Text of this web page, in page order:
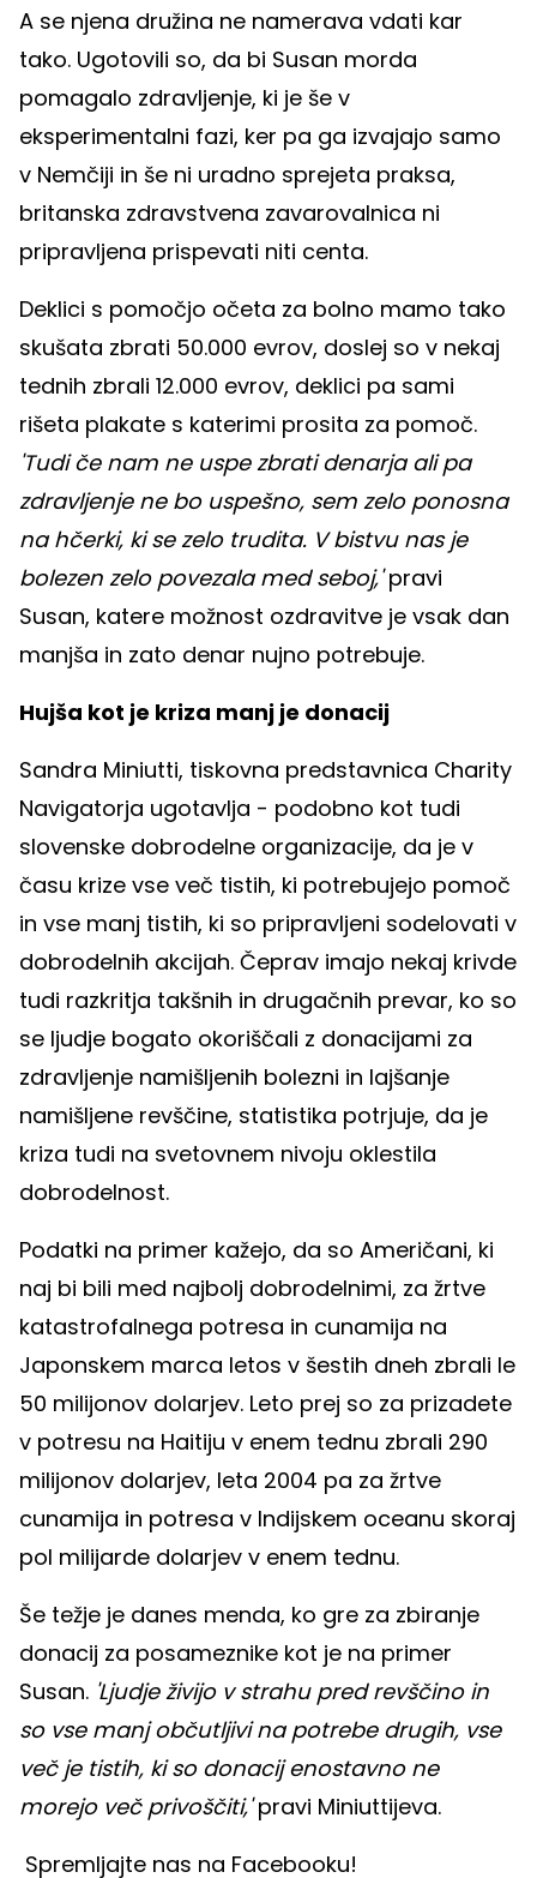
A se njena družina ne namerava vdati kar
tako. Ugotovili so, da bi Susan morda
pomagalo zdravljenje, ki je še v
eksperimentalni fazi, ker pa ga izvajajo samo
v Nemčiji in še ni uradno sprejeta praksa,
britanska zdravstvena zavarovalnica ni
pripravljena prispevati niti centa.
Deklici s pomočjo očeta za bolno mamo tako
skušata zbrati 50.000 evrov, doslej so v nekaj
tednih zbrali 12.000 evrov, deklici pa sami
rišeta plakate s katerimi prosita za pomoč.
'Tudi če nam ne uspe zbrati denarja ali pa
zdravljenje ne bo uspešno, sem zelo ponosna
na hčerki, ki se zelo trudita. V bistvu nas je
bolezen zelo povezala med seboj,'pravi
Susan, katere možnost ozdravitve je vsak dan
manjša in zato denar nujno potrebuje.
Hujša kot je kriza manj je donacij
Sandra Miniutti, tiskovna predstavnica Charity
Navigatorja ugotavlja - podobno kot tudi
slovenske dobrodelne organizacije, da je v
času krize vse več tistih, ki potrebujejo pomoč
in vse manj tistih, ki so pripravljeni sodelovati v
dobrodelnih akcijah. Čeprav imajo nekaj krivde
tudi razkritja takšnih in drugačnih prevar, ko so
se ljudje bogato okoriščali z donacijami za
zdravljenje namišljenih bolezni in lajšanje
namišljene revščine, statistika potrjuje, da je
kriza tudi na svetovnem nivoju oklestila
dobrodelnost.
Podatki na primer kažejo, da so Američani, ki
naj bi bili med najbolj dobrodelnimi, za žrtve
katastrofalnega potresa in cunamija na
Japonskem marca letos v šestih dneh zbrali le
50 milijonov dolarjev. Leto prej so za prizadete
v potresu na Haitiju v enem tednu zbrali 290
milijonov dolarjev, leta 2004 pa za žrtve
cunamija in potresa v Indijskem oceanu skoraj
pol milijarde dolarjev v enem tednu.
Še težje je danes menda, ko gre za zbiranje
donacij za posameznike kot je na primer
Susan. 'Ljudje živijo v strahu pred revščino in
so vse manj občutljivi na potrebe drugih, vse
več je tistih, ki so donacij enostavno ne
morejo več privoščiti,'pravi Miniuttijeva.
Spremljajte nas na Facebooku!